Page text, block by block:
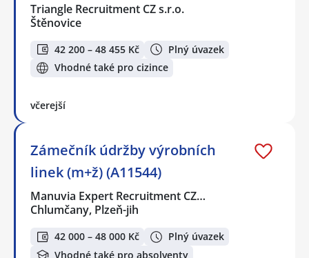
Triangle Recruitment CZ s.r.o.
Štěnovice
42 200 – 48 455 Kč
Plný úvazek
Vhodné také pro cizince
včerejší
Zámečník údržby výrobních
linek (m+ž) (A11544)
Manuvia Expert Recruitment CZ…
Chlumčany, Plzeň-jih
42 000 – 48 000 Kč
Plný úvazek
Vhodné také pro absolventy